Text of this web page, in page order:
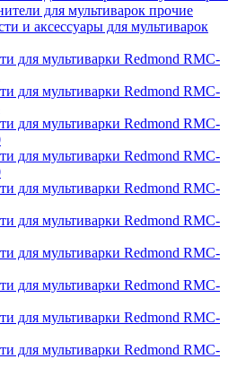
для мультиварок прочие
и аксессуары для мультиварок
для мультиварки Redmond RMC-
для мультиварки Redmond RMC-
для мультиварки Redmond RMC-
для мультиварки Redmond RMC-
для мультиварки Redmond RMC-
для мультиварки Redmond RMC-
для мультиварки Redmond RMC-
для мультиварки Redmond RMC-
для мультиварки Redmond RMC-
для мультиварки Redmond RMC-